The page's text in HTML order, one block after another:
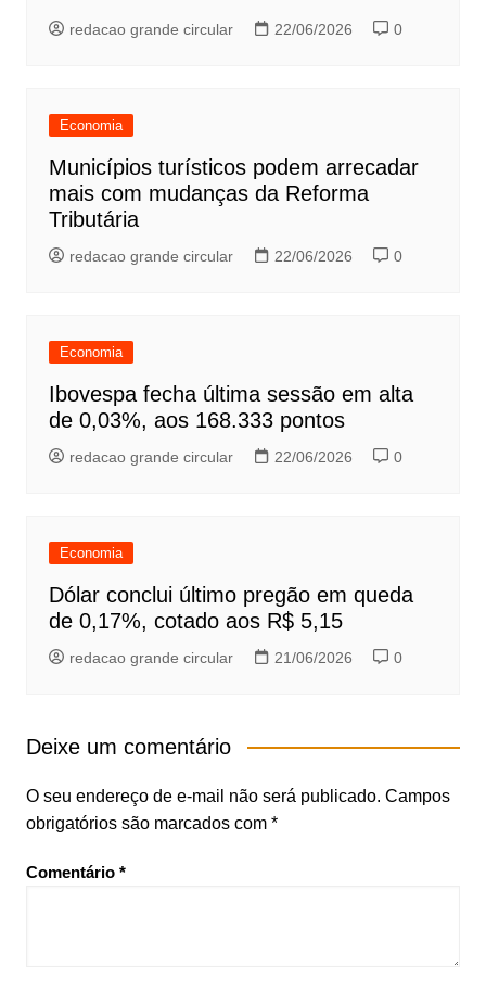
redacao grande circular 22/06/2026 0
Economia
Municípios turísticos podem arrecadar
mais com mudanças da Reforma
Tributária
redacao grande circular 22/06/2026 0
Economia
Ibovespa fecha última sessão em alta
de 0,03%, aos 168.333 pontos
redacao grande circular 22/06/2026 0
Economia
Dólar conclui último pregão em queda
de 0,17%, cotado aos R$ 5,15
redacao grande circular 21/06/2026 0
Deixe um comentário
O seu endereço de e-mail não será publicado. Campos
obrigatórios são marcados com *
Comentário *